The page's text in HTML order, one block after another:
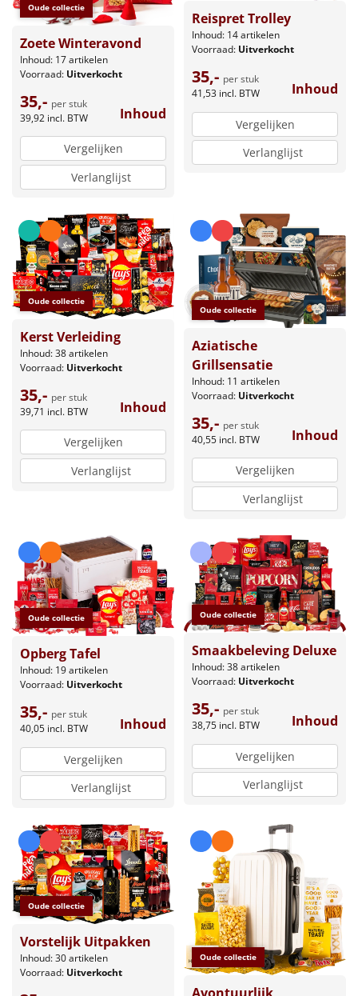
Oude collectie
Zoete Winteravond
Inhoud: 17 artikelen
Voorraad: Uitverkocht
35,- per stuk
39,92 incl. BTW Inhoud
Vergelijken
Verlanglijst
Reispret Trolley
Inhoud: 14 artikelen
Voorraad: Uitverkocht
35,- per stuk
41,53 incl. BTW Inhoud
Vergelijken
Verlanglijst
Oude collectie
Kerst Verleiding
Inhoud: 38 artikelen
Voorraad: Uitverkocht
35,- per stuk
39,71 incl. BTW Inhoud
Vergelijken
Verlanglijst
Oude collectie
Aziatische
Grillsensatie
Inhoud: 11 artikelen
Voorraad: Uitverkocht
35,- per stuk
40,55 incl. BTW Inhoud
Vergelijken
Verlanglijst
Oude collectie
Opberg Tafel
Inhoud: 19 artikelen
Voorraad: Uitverkocht
35,- per stuk
40,05 incl. BTW Inhoud
Vergelijken
Verlanglijst
Oude collectie
Smaakbeleving Deluxe
Inhoud: 38 artikelen
Voorraad: Uitverkocht
35,- per stuk
38,75 incl. BTW Inhoud
Vergelijken
Verlanglijst
Oude collectie
Vorstelijk Uitpakken
Inhoud: 30 artikelen
Voorraad: Uitverkocht
Oude collectie